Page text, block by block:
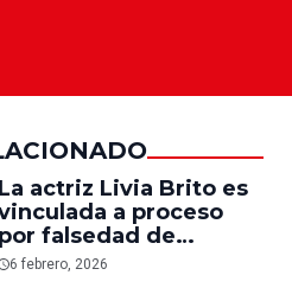
La actriz Livia Brito es
a proceso
por falsedad de
en el
6 febrero, 2026